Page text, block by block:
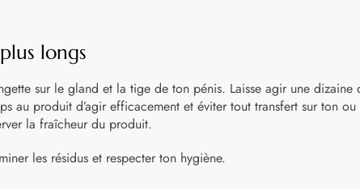
longs
sur le gland et la tige de ton pénis. Laisse agir une dizaine
au produit d’agir efficacement et éviter tout transfert sur ton
la fraîcheur du produit.
les résidus et respecter ton hygiène.